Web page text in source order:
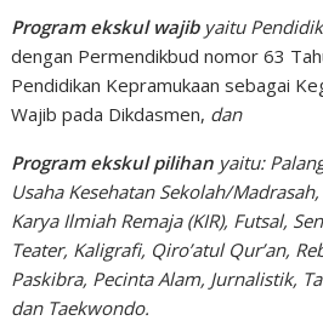
Program ekskul wajib yaitu
dengan Permendikbud nomor 63
Pendidikan Kepramukaan sebagai
Wajib pada Dikdasmen, dan
Program ekskul pilihan yaitu:
Usaha Kesehatan Sekolah/
Karya Ilmiah Remaja (KIR), Futsal,
Teater, Kaligrafi, Qiro’atul Qur’an,
Paskibra, Pecinta Alam, Jurnalistik,
dan Taekwondo.